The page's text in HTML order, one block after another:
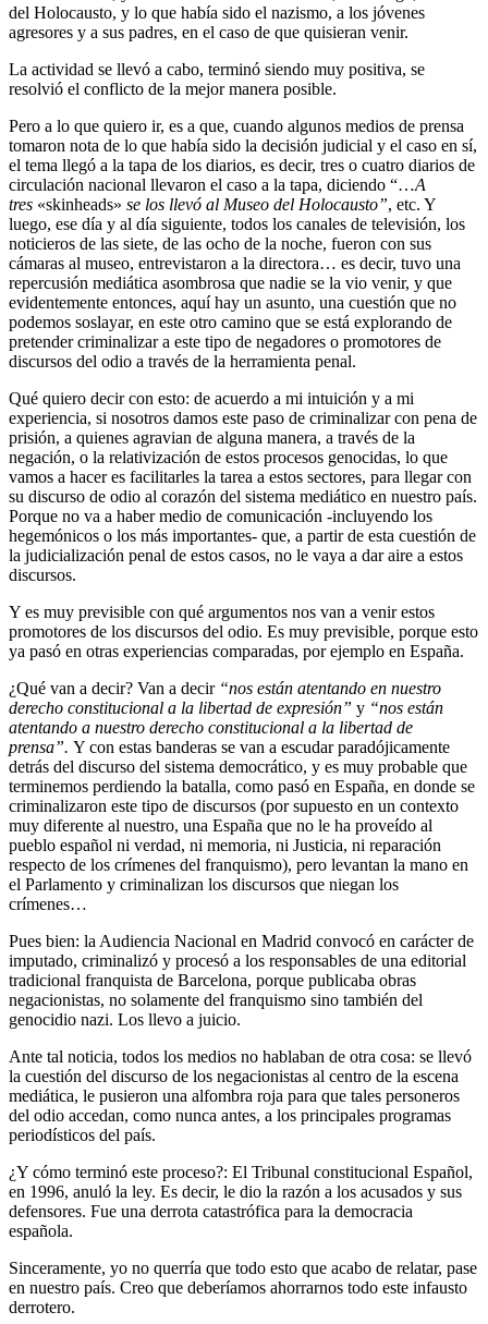
del Holocausto, y lo que había sido el nazismo, a los jóvenes
agresores y a sus padres, en el caso de que quisieran venir.
La actividad se llevó a cabo, terminó siendo muy positiva, se
resolvió el conflicto de la mejor manera posible.
Pero a lo que quiero ir, es a que, cuando algunos medios de prensa
tomaron nota de lo que había sido la decisión judicial y el caso en sí,
el tema llegó a la tapa de los diarios, es decir, tres o cuatro diarios de
circulación nacional llevaron el caso a la tapa, diciendo “…A
tres «skinheads» se los llevó al Museo del Holocausto”, etc. Y
luego, ese día y al día siguiente, todos los canales de televisión, los
noticieros de las siete, de las ocho de la noche, fueron con sus
cámaras al museo, entrevistaron a la directora… es decir, tuvo una
repercusión mediática asombrosa que nadie se la vio venir, y que
evidentemente entonces, aquí hay un asunto, una cuestión que no
podemos soslayar, en este otro camino que se está explorando de
pretender criminalizar a este tipo de negadores o promotores de
discursos del odio a través de la herramienta penal.
Qué quiero decir con esto: de acuerdo a mi intuición y a mi
experiencia, si nosotros damos este paso de criminalizar con pena de
prisión, a quienes agravian de alguna manera, a través de la
negación, o la relativización de estos procesos genocidas, lo que
vamos a hacer es facilitarles la tarea a estos sectores, para llegar con
su discurso de odio al corazón del sistema mediático en nuestro país.
Porque no va a haber medio de comunicación -incluyendo los
hegemónicos o los más importantes- que, a partir de esta cuestión de
la judicialización penal de estos casos, no le vaya a dar aire a estos
discursos.
Y es muy previsible con qué argumentos nos van a venir estos
promotores de los discursos del odio. Es muy previsible, porque esto
ya pasó en otras experiencias comparadas, por ejemplo en España.
¿Qué van a decir? Van a decir “nos están atentando en nuestro
derecho constitucional a la libertad de expresión” y “nos están
atentando a nuestro derecho constitucional a la libertad de
prensa”. Y con estas banderas se van a escudar paradójicamente
detrás del discurso del sistema democrático, y es muy probable que
terminemos perdiendo la batalla, como pasó en España, en donde se
criminalizaron este tipo de discursos (por supuesto en un contexto
muy diferente al nuestro, una España que no le ha proveído al
pueblo español ni verdad, ni memoria, ni Justicia, ni reparación
respecto de los crímenes del franquismo), pero levantan la mano en
el Parlamento y criminalizan los discursos que niegan los
crímenes…
Pues bien: la Audiencia Nacional en Madrid convocó en carácter de
imputado, criminalizó y procesó a los responsables de una editorial
tradicional franquista de Barcelona, porque publicaba obras
negacionistas, no solamente del franquismo sino también del
genocidio nazi. Los llevo a juicio.
Ante tal noticia, todos los medios no hablaban de otra cosa: se llevó
la cuestión del discurso de los negacionistas al centro de la escena
mediática, le pusieron una alfombra roja para que tales personeros
del odio accedan, como nunca antes, a los principales programas
periodísticos del país.
¿Y cómo terminó este proceso?: El Tribunal constitucional Español,
en 1996, anuló la ley. Es decir, le dio la razón a los acusados y sus
defensores. Fue una derrota catastrófica para la democracia
española.
Sinceramente, yo no querría que todo esto que acabo de relatar, pase
en nuestro país. Creo que deberíamos ahorrarnos todo este infausto
derrotero.